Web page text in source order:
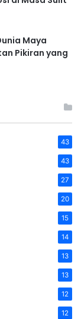
Maya
Pikiran yang
43
43
27
20
15
14
13
13
12
12